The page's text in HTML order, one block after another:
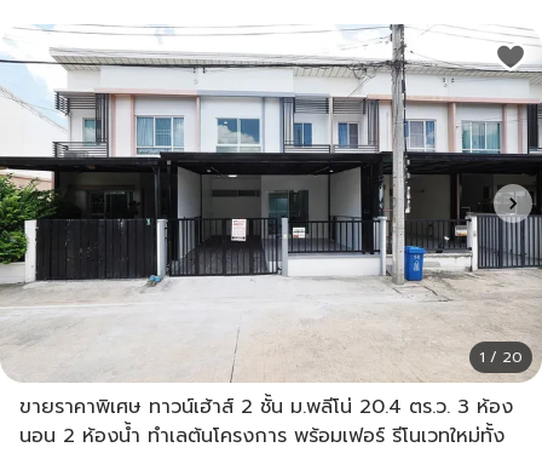
1 / 20
ขายราคาพิเศษ ทาวน์เฮ้าส์ 2 ชั้น ม.พลีโน่ 20.4 ตร.ว. 3 ห้อง
นอน 2 ห้องน้ำ ทำเลต้นโครงการ พร้อมเฟอร์ รีโนเวทใหม่ทั้ง